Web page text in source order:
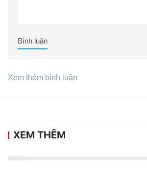
Bình luận
Xem thêm bình luận
XEM THÊM